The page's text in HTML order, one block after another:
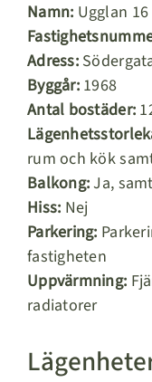
Namn: Ugglan 16
Adress:
Byggår:1968
Antal bostäder:
rum och kök
Balkong:Ja,
Hiss: Nej
Parkering:
fastigheten
Uppvärmning:
radiatorer